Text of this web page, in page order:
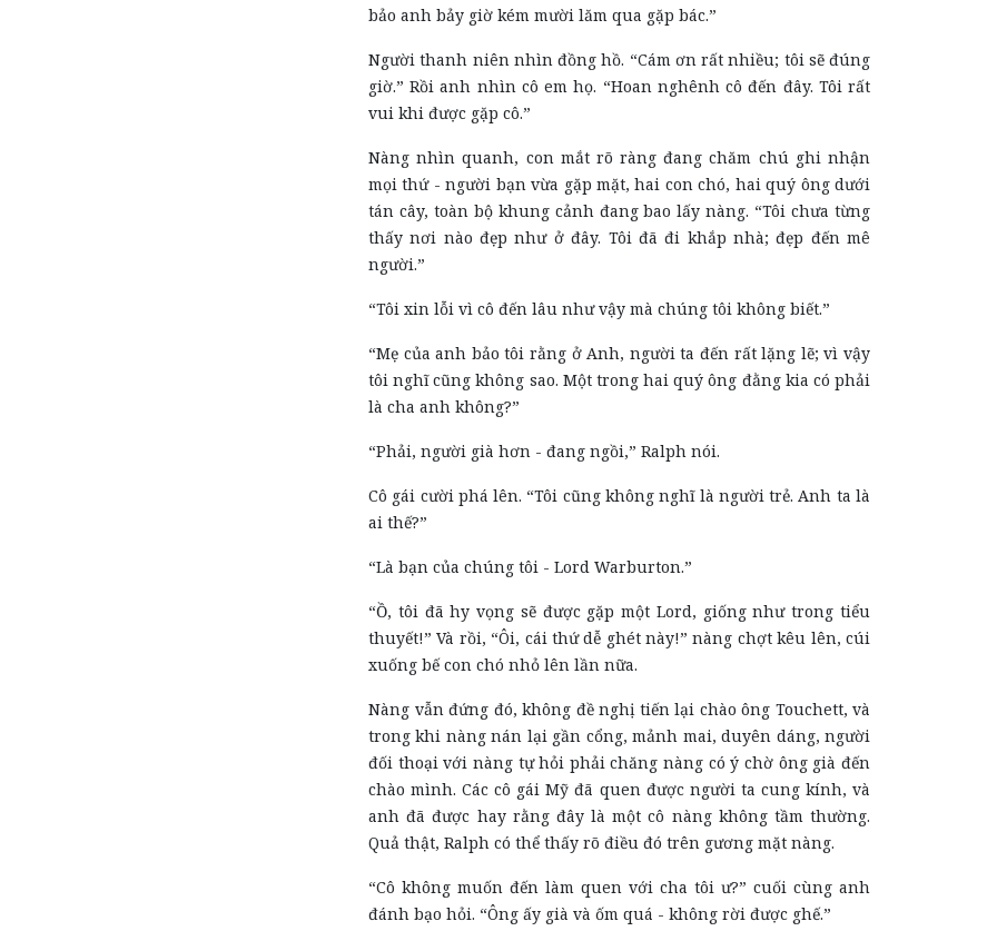
bảo anh bảy giờ kém mười lăm qua gặp bác.”
Người thanh niên nhìn đồng hồ. “Cám ơn rất nhiều; tôi sẽ đúng
giờ.” Rồi anh nhìn cô em họ. “Hoan nghênh cô đến đây. Tôi rất
vui khi được gặp cô.”
Nàng nhìn quanh, con mắt rõ ràng đang chăm chú ghi nhận
mọi thứ - người bạn vừa gặp mặt, hai con chó, hai quý ông dưới
tán cây, toàn bộ khung cảnh đang bao lấy nàng. “Tôi chưa từng
thấy nơi nào đẹp như ở đây. Tôi đã đi khắp nhà; đẹp đến mê
người.”
“Tôi xin lỗi vì cô đến lâu như vậy mà chúng tôi không biết.”
“Mẹ của anh bảo tôi rằng ở Anh, người ta đến rất lặng lẽ; vì vậy
tôi nghĩ cũng không sao. Một trong hai quý ông đằng kia có phải
là cha anh không?”
“Phải, người già hơn - đang ngồi,” Ralph nói.
Cô gái cười phá lên. “Tôi cũng không nghĩ là người trẻ. Anh ta là
ai thế?”
“Là bạn của chúng tôi - Lord Warburton.”
“Ồ, tôi đã hy vọng sẽ được gặp một Lord, giống như trong tiểu
thuyết!” Và rồi, “Ôi, cái thứ dễ ghét này!” nàng chợt kêu lên, cúi
xuống bế con chó nhỏ lên lần nữa.
Nàng vẫn đứng đó, không đề nghị tiến lại chào ông Touchett, và
trong khi nàng nán lại gần cổng, mảnh mai, duyên dáng, người
đối thoại với nàng tự hỏi phải chăng nàng có ý chờ ông già đến
chào mình. Các cô gái Mỹ đã quen được người ta cung kính, và
anh đã được hay rằng đây là một cô nàng không tầm thường.
Quả thật, Ralph có thể thấy rõ điều đó trên gương mặt nàng.
“Cô không muốn đến làm quen với cha tôi ư?” cuối cùng anh
đánh bạo hỏi. “Ông ấy già và ốm quá - không rời được ghế.”